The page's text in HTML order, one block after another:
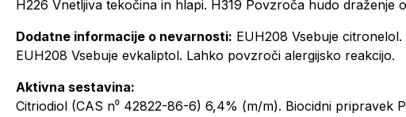
H226 Vnetljiva tekočina in hlapi. H319 Povzroča hudo draženje
Dodatne informacije o nevarnosti: EUH208 Vsebuje
EUH208 Vsebuje evkaliptol. Lahko povzroči alergijsko reakcijo.
Aktivna sestavina:
Citriodiol (CAS n⁰ 42822-86-6) 6,4% (m/m). Biocidni pripravek